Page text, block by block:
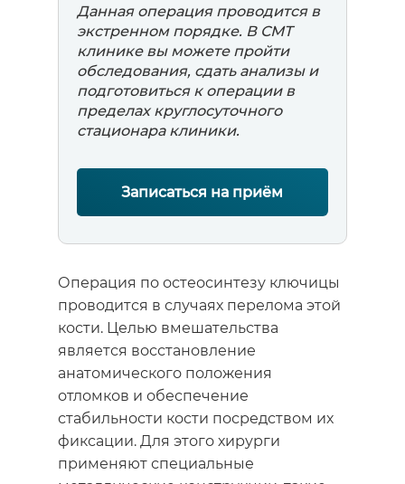
Данная операция проводится в
экстренном порядке. В СМТ
клинике вы можете пройти
обследования, сдать анализы и
подготовиться к операции в
пределах круглосуточного
стационара клиники.
Записаться на приём
Операция по остеосинтезу ключицы
проводится в случаях перелома этой
кости. Целью вмешательства
является восстановление
анатомического положения
отломков и обеспечение
стабильности кости посредством их
фиксации. Для этого хирурги
применяют специальные